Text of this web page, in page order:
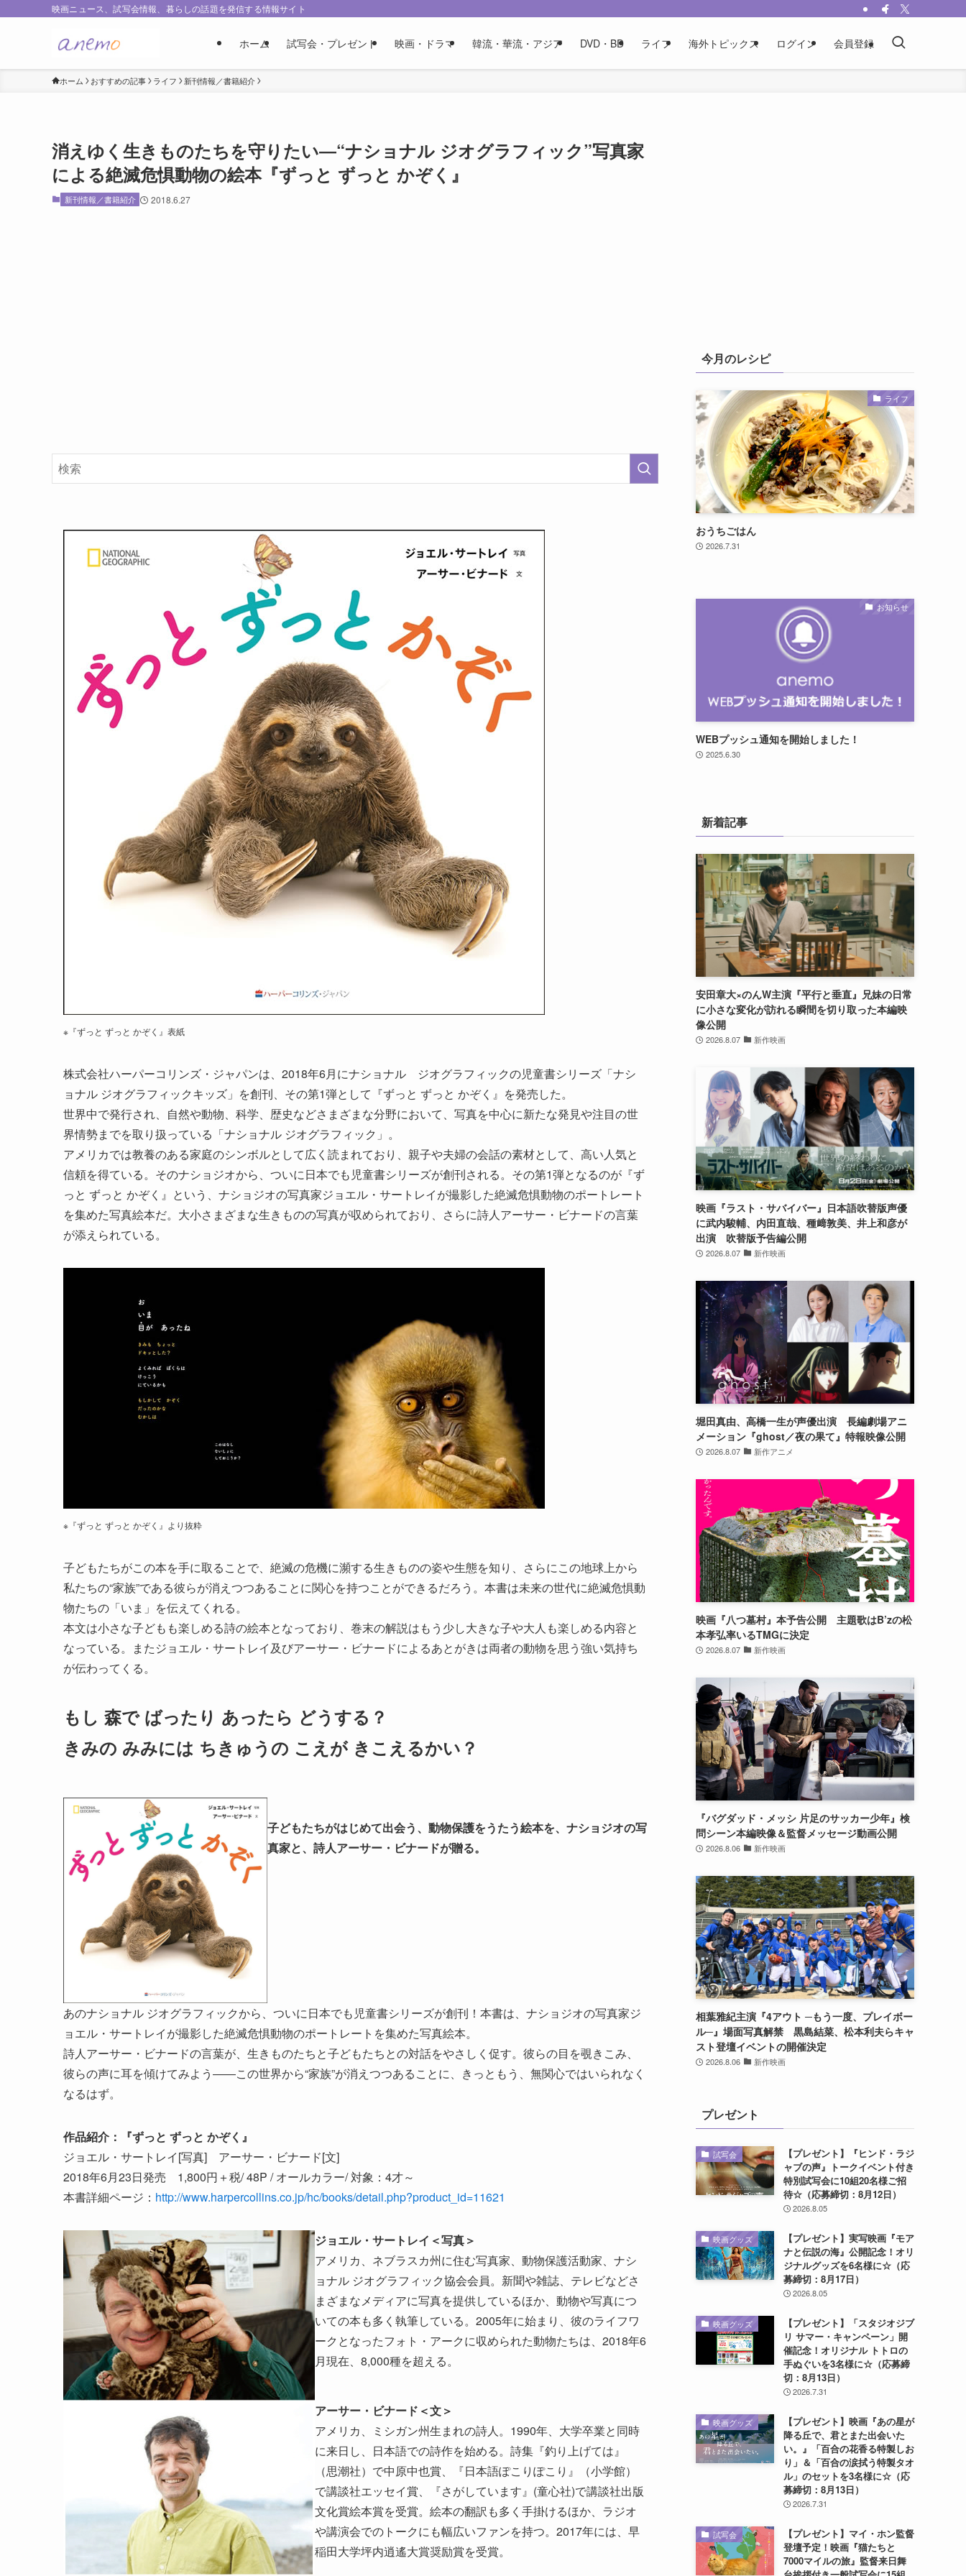
映画ニュース、試写会情報、暮らしの話題を発信する情報サイト
ホーム 試写会・プレゼント 映画・ドラマ 韓流・華流・アジア DVD・BD ライフ 海外トピックス ログイン 会員登録
ホーム おすすめの記事 ライフ 新刊情報／書籍紹介
消えゆく生きものたちを守りたい―“ナショナル ジオグラフィック”写真家
による絶滅危惧動物の絵本『ずっと ずっと かぞく』
新刊情報／書籍紹介 2018.6.27
※『ずっと ずっと かぞく』表紙
株式会社ハーパーコリンズ・ジャパンは、2018年6月にナショナル ジオグラフィックの児童書シリーズ「ナシ
ョナル ジオグラフィックキッズ」を創刊、その第1弾として『ずっと ずっと かぞく』を発売した。
世界中で発行され、自然や動物、科学、歴史などさまざまな分野において、写真を中心に新たな発見や注目の世
界情勢までを取り扱っている「ナショナル ジオグラフィック」。
アメリカでは教養のある家庭のシンボルとして広く読まれており、親子や夫婦の会話の素材として、高い人気と
信頼を得ている。そのナショジオから、ついに日本でも児童書シリーズが創刊される。その第1弾となるのが『ず
っと ずっと かぞく』という、ナショジオの写真家ジョエル・サートレイが撮影した絶滅危惧動物のポートレート
を集めた写真絵本だ。大小さまざまな生きものの写真が収められており、さらに詩人アーサー・ビナードの言葉
が添えられている。
※『ずっと ずっと かぞく』より抜粋
子どもたちがこの本を手に取ることで、絶滅の危機に瀕する生きものの姿や生態を知り、さらにこの地球上から
私たちの“家族”である彼らが消えつつあることに関心を持つことができるだろう。本書は未来の世代に絶滅危惧動
物たちの「いま」を伝えてくれる。
本文は小さな子どもも楽しめる詩の絵本となっており、巻末の解説はもう少し大きな子や大人も楽しめる内容と
なっている。またジョエル・サートレイ及びアーサー・ビナードによるあとがきは両者の動物を思う強い気持ち
が伝わってくる。
もし 森で ばったり あったら どうする？
きみの みみには ちきゅうの こえが きこえるかい？
子どもたちがはじめて出会う、動物保護をうたう絵本を、ナショジオの写
真家と、詩人アーサー・ビナードが贈る。
あのナショナル ジオグラフィックから、ついに日本でも児童書シリーズが創刊！本書は、ナショジオの写真家ジ
ョエル・サートレイが撮影した絶滅危惧動物のポートレートを集めた写真絵本。
詩人アーサー・ビナードの言葉が、生きものたちと子どもたちとの対話をやさしく促す。彼らの目を覗きこみ、
彼らの声に耳を傾けてみよう――この世界から“家族”が消えつつあることに、きっともう、無関心ではいられなく
なるはず。
作品紹介：『ずっと ずっと かぞく』
ジョエル・サートレイ[写真] アーサー・ビナード[文]
2018年6月23日発売 1,800円＋税/ 48P / オールカラー/ 対象：4才～
本書詳細ページ： http://www.harpercollins.co.jp/hc/books/detail.php?product_id=11621
ジョエル・サートレイ＜写真＞
アメリカ、ネブラスカ州に住む写真家、動物保護活動家、ナシ
ョナル ジオグラフィック協会会員。新聞や雑誌、テレビなどさ
まざまなメディアに写真を提供しているほか、動物や写真につ
いての本も多く執筆している。2005年に始まり、彼のライフワ
ークとなったフォト・アークに収められた動物たちは、2018年6
月現在、8,000種を超える。
アーサー・ビナード＜文＞
アメリカ、ミシガン州生まれの詩人。1990年、大学卒業と同時
に来日し、日本語での詩作を始める。詩集『釣り上げては』
（思潮社）で中原中也賞、『日本語ぽこりぽこり』（小学館）
で講談社エッセイ賞、『さがしています』(童心社)で講談社出版
文化賞絵本賞を受賞。絵本の翻訳も多く手掛けるほか、ラジオ
や講演会でのトークにも幅広いファンを持つ。2017年には、早
稲田大学坪内逍遙大賞奨励賞を受賞。
今月のレシピ
ライフ
おうちごはん
2026.7.31
お知らせ
WEBプッシュ通知を開始しました！
2025.6.30
新着記事
安田章大×のんW主演『平行と垂直』兄妹の日常
に小さな変化が訪れる瞬間を切り取った本編映
像公開
2026.8.07 新作映画
映画『ラスト・サバイバー』日本語吹替版声優
に武内駿輔、内田直哉、種﨑敦美、井上和彦が
出演 吹替版予告編公開
2026.8.07 新作映画
堀田真由、高橋一生が声優出演 長編劇場アニ
メーション『ghost／夜の果て』特報映像公開
2026.8.07 新作アニメ
映画『八つ墓村』本予告公開 主題歌はB’zの松
本孝弘率いるTMGに決定
2026.8.07 新作映画
『バグダッド・メッシ 片足のサッカー少年』検
問シーン本編映像＆監督メッセージ動画公開
2026.8.06 新作映画
相葉雅紀主演『4アウト ─もう一度、プレイボー
ル─』場面写真解禁 黒島結菜、松本利夫らキャ
スト登壇イベントの開催決定
2026.8.06 新作映画
プレゼント
試写会
【プレゼント】『ヒンド・ラジ
ャブの声』トークイベント付き
特別試写会に10組20名様ご招
待☆（応募締切：8月12日）
2026.8.05
映画グッズ
【プレゼント】実写映画『モア
ナと伝説の海』公開記念！オリ
ジナルグッズを6名様に☆（応
募締切：8月17日）
2026.8.05
映画グッズ
【プレゼント】「スタジオジブ
リ サマー・キャンペーン」開
催記念！オリジナル トトロの
手ぬぐいを3名様に☆（応募締
切：8月13日）
2026.7.31
映画グッズ
【プレゼント】映画『あの星が
降る丘で、君とまた出会いた
い。』「百合の花香る特製しお
り」＆「百合の涙拭う特製タオ
ル」のセットを3名様に☆（応
募締切：8月13日）
2026.7.31
試写会
【プレゼント】マイ・ホン監督
登壇予定！映画『猫たちと
7000マイルの旅』監督来日舞